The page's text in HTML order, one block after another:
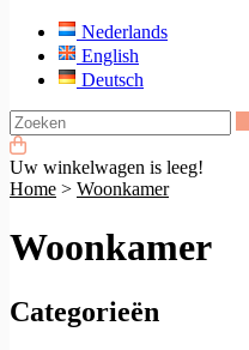
Nederlands
English
Deutsch
Uw winkelwagen is leeg!
Home > Woonkamer
Woonkamer
Categorieën